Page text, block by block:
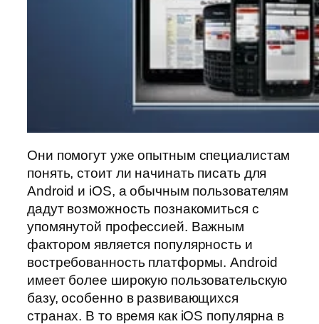
Они помогут уже опытным специалистам
понять, стоит ли начинать писать для
Android и iOS, а обычным пользователям
дадут возможность познакомиться с
упомянутой профессией. Важным
фактором является популярность и
востребованность платформы. Android
имеет более широкую пользовательскую
базу, особенно в развивающихся
странах. В то время как iOS популярна в